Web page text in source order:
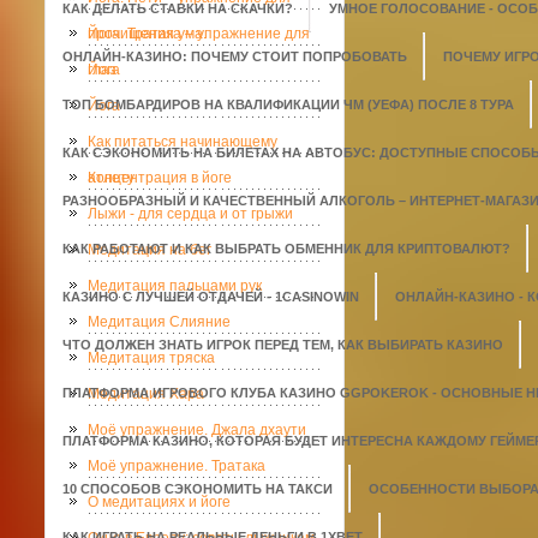
КАК ДЕЛАТЬ СТАВКИ НА СКАЧКИ? УМНОЕ ГОЛОСОВАНИЕ -
ОНЛАЙН-КАЗИНО: ПОЧЕМУ СТОИТ ПОПРОБОВАТЬ ПОЧЕМУ
ТОП БОМБАРДИРОВ НА КВАЛИФИКАЦИИ ЧМ (УЕФА) ПОСЛЕ 8 ТУРА
КАК СЭКОНОМИТЬ НА БИЛЕТАХ НА АВТОБУС: ДОСТУПНЫЕ
РАЗНООБРАЗНЫЙ И КАЧЕСТВЕННЫЙ АЛКОГОЛЬ – ИНТЕРНЕТ-
КАК РАБОТАЮТ И КАК ВЫБРАТЬ ОБМЕННИК ДЛЯ КРИПТОВАЛЮТ?
КАЗИНО С ЛУЧШЕЙ ОТДАЧЕЙ - 1СASINOWIN ОНЛАЙН-КАЗИНО -
ЧТО ДОЛЖЕН ЗНАТЬ ИГРОК ПЕРЕД ТЕМ, КАК ВЫБИРАТЬ КАЗИНО
ПЛАТФОРМА ИГРОВОГО КЛУБА КАЗИНО GGPOKEROK -
ПЛАТФОРМА КАЗИНО, КОТОРАЯ БУДЕТ ИНТЕРЕСНА КАЖДОМУ
10 СПОСОБОВ СЭКОНОМИТЬ НА ТАКСИ ОСОБЕННОСТИ
прочищения ума.
Йога. Тратака – упражнение для
глаз
Йога
Йога
Как питаться начинающему
атлету
Концентрация в йоге
Лыжи - для сердца и от грыжи
Медитация на бег
Медитация пальцами рук
Медитация Слияние
Медитация тряска
Медитация Хара
Моё упражнение. Джала дхаути
Моё упражнение. Тратака
О медитациях и йоге